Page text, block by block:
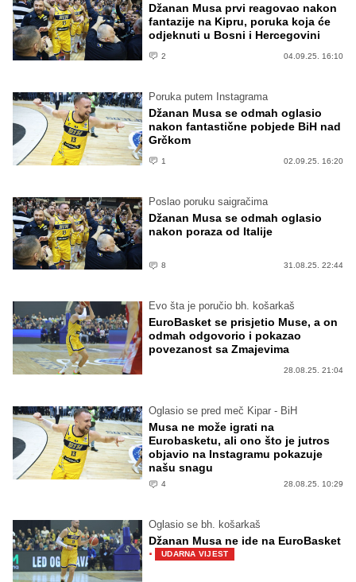
Džanan Musa prvi reagovao nakon
fantazije na Kipru, poruka koja će
odjeknuti u Bosni i Hercegovini
2 04.09.25. 16:10
Poruka putem Instagrama
Džanan Musa se odmah oglasio
nakon fantastične pobjede BiH nad
Grčkom
1 02.09.25. 16:20
Poslao poruku saigračima
Džanan Musa se odmah oglasio
nakon poraza od Italije
8 31.08.25. 22:44
Evo šta je poručio bh. košarkaš
EuroBasket se prisjetio Muse, a on
odmah odgovorio i pokazao
povezanost sa Zmajevima
28.08.25. 21:04
Oglasio se pred meč Kipar - BiH
Musa ne može igrati na
Eurobasketu, ali ono što je jutros
objavio na Instagramu pokazuje
našu snagu
4 28.08.25. 10:29
Oglasio se bh. košarkaš
Džanan Musa ne ide na EuroBasket
· UDARNA VIJEST